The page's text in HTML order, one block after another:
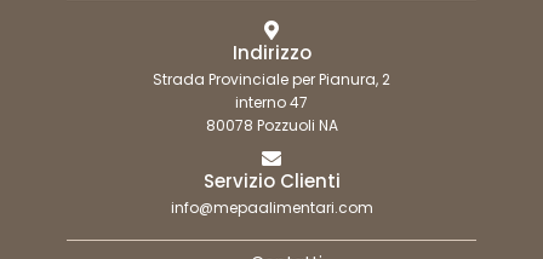
Indirizzo
Strada Provinciale per Pianura, 2
interno 47
80078 Pozzuoli NA
Servizio Clienti
info@mepaalimentari.com